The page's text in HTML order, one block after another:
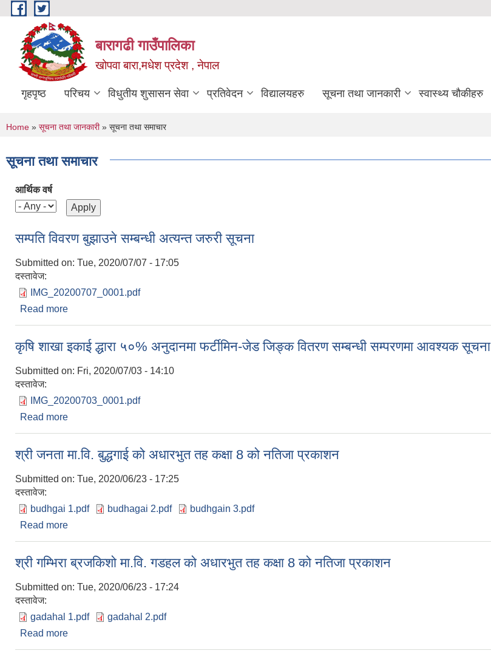
Skip to main content
बारागढी गाउँपालिका
खोपवा बारा,मधेश प्रदेश , नेपाल
गृहपृष्ठ परिचय विधुतीय शुसासन सेवा प्रतिवेदन विद्यालयहरु सूचना तथा जानकारी स्वास्थ्य चौकीहरु
You are here
Home » सूचना तथा जानकारी» सूचना तथा समाचार
सूचना तथा समाचार
आर्थिक वर्ष
सम्पति विवरण बुझाउने सम्बन्धी अत्यन्त जरुरी सूचना
Submitted on: Tue, 2020/07/07 - 17:05
दस्तावेज:
IMG_20200707_0001.pdf
Read more
कृषि शाखा इकाई द्धारा ५०% अनुदानमा फर्टीमिन-जेड जिङ्क वितरण सम्बन्धी सम्परणमा आवश्यक सूचना
Submitted on: Fri, 2020/07/03 - 14:10
दस्तावेज:
IMG_20200703_0001.pdf
Read more
श्री जनता मा.वि. बुद्धगाई को अधारभुत तह कक्षा 8 को नतिजा प्रकाशन
Submitted on: Tue, 2020/06/23 - 17:25
दस्तावेज:
budhgai 1.pdf
budhagai 2.pdf
budhgain 3.pdf
Read more
श्री गम्भिरा ब्रजकिशो मा.वि. गडहल को अधारभुत तह कक्षा 8 को नतिजा प्रकाशन
Submitted on: Tue, 2020/06/23 - 17:24
दस्तावेज:
gadahal 1.pdf
gadahal 2.pdf
Read more